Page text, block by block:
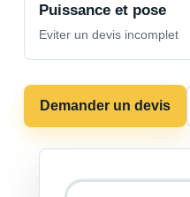
Puissance et pose
Eviter un devis incomplet
Demander un devis